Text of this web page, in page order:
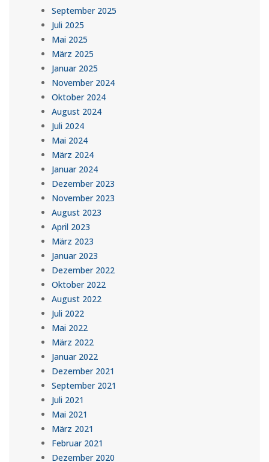
September 2025
Juli 2025
Mai 2025
März 2025
Januar 2025
November 2024
Oktober 2024
August 2024
Juli 2024
Mai 2024
März 2024
Januar 2024
Dezember 2023
November 2023
August 2023
April 2023
März 2023
Januar 2023
Dezember 2022
Oktober 2022
August 2022
Juli 2022
Mai 2022
März 2022
Januar 2022
Dezember 2021
September 2021
Juli 2021
Mai 2021
März 2021
Februar 2021
Dezember 2020